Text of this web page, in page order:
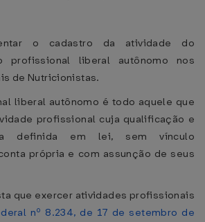
o cadastro da atividade do
profissional liberal autônomo nos
de Nutricionistas.
liberal autônomo é todo aquele que
profissional cuja qualificação e
definida em lei, sem vínculo
própria e com assunção de seus
que exercer atividades profissionais
nº 8.234, de 17 de setembro de